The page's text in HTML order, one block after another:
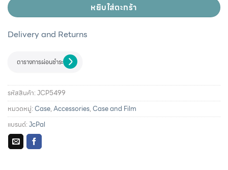
หยิบใส่ตะกร้า
Delivery and Returns
ตารางการผ่อนชำระ
รหัสสินค้า:JCP5499
หมวดหมู่:Case,Accessories,Case and Film
แบรนด์:JcPal